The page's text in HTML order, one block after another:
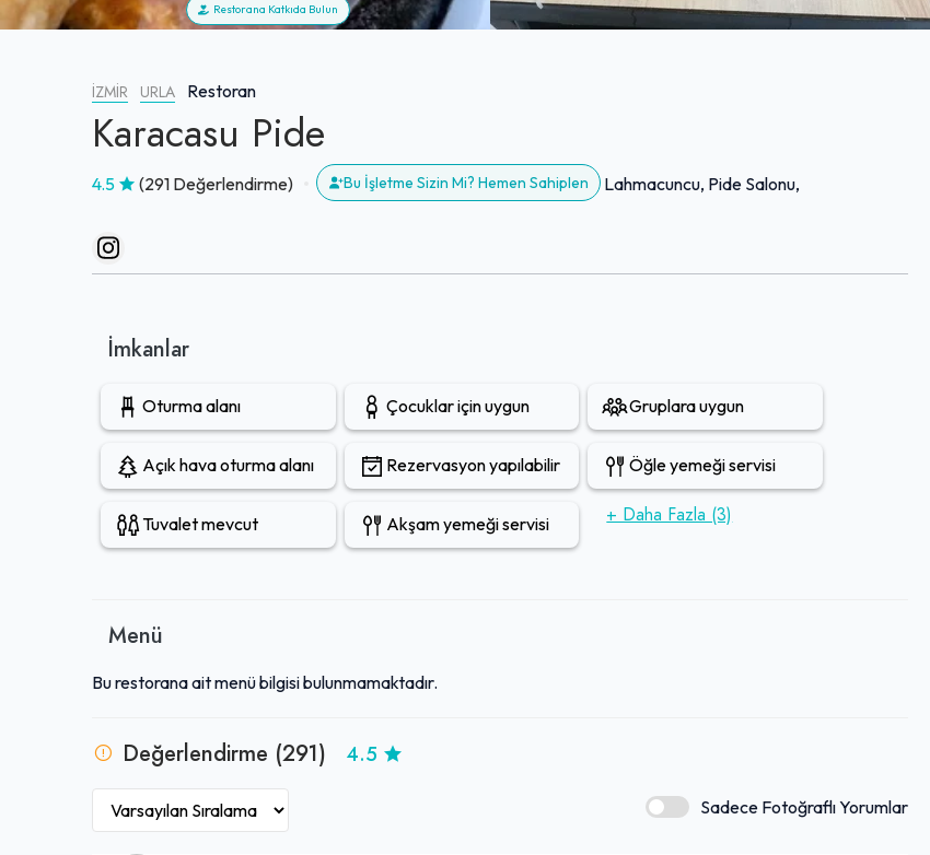
Restorana Katkıda Bulun
İZMIR URLA Restoran
Karacasu Pide
4.5 (291 Değerlendirme) Bu İşletme Sizin Mi? Hemen Sahiplen Lahmacuncu, Pide Salonu,
İmkanlar
Oturma alanı Çocuklar için uygun Gruplara uygun
Açık hava oturma alanı Rezervasyon yapılabilir Öğle yemeği servisi
Tuvalet mevcut Akşam yemeği servisi + Daha Fazla (3)
Menü
Bu restorana ait menü bilgisi bulunmamaktadır.
Değerlendirme (291) 4.5
Sadece Fotoğraflı Yorumlar